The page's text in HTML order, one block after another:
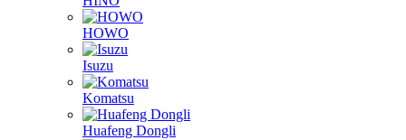
HOWO
Isuzu
Komatsu
Huafeng Dongli